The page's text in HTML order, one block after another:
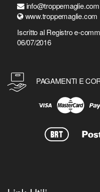
info@troppemaglie.com
www.troppemaglie.com
Iscritto al Registro e-
06/07/2016
PAGAMENTI E